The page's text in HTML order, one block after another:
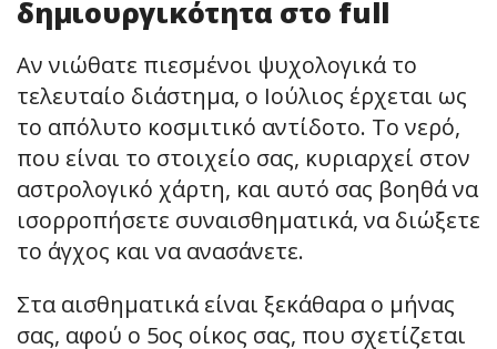
δημιουργικότητα στο full
Αν νιώθατε πιεσμένοι ψυχολογικά το
τελευταίο διάστημα, ο Ιούλιος έρχεται ως
το απόλυτο κοσμιτικό αντίδοτο. Το νερό,
που είναι το στοιχείο σας, κυριαρχεί στον
αστρολογικό χάρτη, και αυτό σας βοηθά να
ισορροπήσετε συναισθηματικά, να διώξετε
το άγχος και να ανασάνετε.
Στα αισθηματικά είναι ξεκάθαρα ο μήνας
σας, αφού ο 5ος οίκος σας, που σχετίζεται